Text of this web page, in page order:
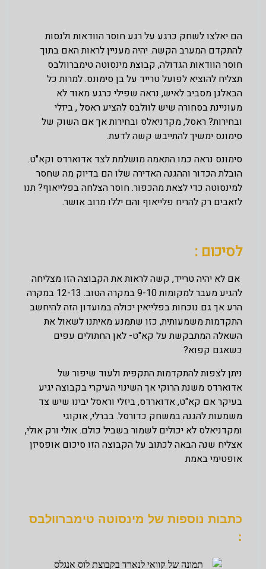
הם יאלצו לשחק כרגע על רגע חוסר הוודאות ולנסות
להתקדם המערב הקשה. יהיה מעניין לראות האם בתוך
חוסר הוודאות הגדולה, קבוצת מינסוטה טימברוולבס
תצליח להוציא לפועל טרייד על בן סימונס. למרות כל
הבאלגן מסביב לאיש, נראה שפילי כרגע מאוד לא
מעוניינת בסחורה שיש לוולבס להציע ראסל , ביזלי
ובחירות? ראסל, מקדניאלס ובחירות אך אם השוק של
סימונס ימשיך להתייבש קשה לדעת.
סימונס נראה כמו התאמה מושלמת לצד אדוארדס וקא"ט.
הובלת הכדור וההגנה האדירה שלו הם בדיוק מה שחסר
למינסוטה כדי לצאת מהכפור. חוסר הצלחה בפלייאוף? תנו
לזאבים רק להריח פלייאוף והם יללו מרוב אושר.
לסיכום :
אם לא יהיה טרייד, קשה לראות את הקבוצה הזו מצליחה
להגיע מעבר למקומות 9-10 במקרה הטוב. 12-13 במקרה
הרע אך גם נוכחות בפלייאין יכולה במועדון הזה להיחשב
התקדמות משמעותית, כזו שתמנע מאיתנו לשאול את
השאלה המתבקשת על קא"ט- לאן החתולים עפים
כשאגם קפוא?
ניתן לצפות להתקדמות התקפית ולעוד שיפור של
אדוארדס משנת הרוקי אך השינוי העיקרי בקבוצה יגיע
בעיקר אם קא"ט, אדוארדס, ביזלי וראסל יבינו שיש צד
משמעות להגנה במשחק כדורסל. בברלי, אוקוגי
ומקדניאלס לא יכולים לשמור בשביל כולם. אולי ורק אולי,
אצליח שנה הבאה לכתוב על הקבוצה הזו סיכום אופסיזן
אופטימי באמת
כתבות נוספות של מינסוטה טימברוולבס
: